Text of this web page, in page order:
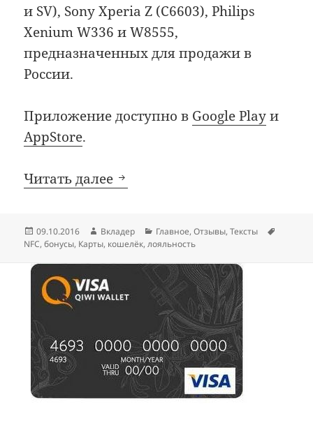
и SV), Sony Xperia Z (С6603), Philips
Xenium W336 и W8555,
предназначенных для продажи в
России.
Приложение доступно в Google Playи
AppStore.
Читать далее Приложение «Кошелёк»:
Опубликовано
09.10.2016 Автор
Вкладер Рубрики
Главное,Отзывы,Тексты
NFC,бонусы, Карты, кошелёк,лояльность